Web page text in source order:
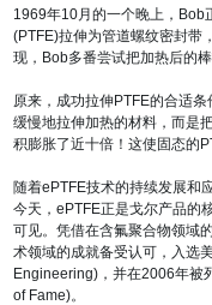
1969年10月的一个晚上，Bob
(PTFE)拉伸为管道螺纹密封带
现，Bob多番尝试把加热后的
原来，成功拉伸PTFE的合适
缓慢地拉伸加热的材料，而是
积膨胀了近十倍！这使固态的
随着ePTFE技术的持续发展和
今天，ePTFE正是戈尔产品的
可见。凭借在含氟聚合物领域
术领域的成就备受认可，入选
Engineering)，并在2006年被
of Fame)。